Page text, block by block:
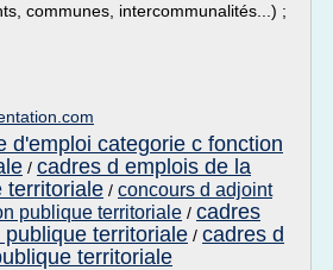
communes, intercommunalités...) ;
d'emploi categorie c fonction
/ cadres d emplois de la
territoriale / concours d adjoint
publique territoriale / cadres
territoriale / cadres d
territoriale